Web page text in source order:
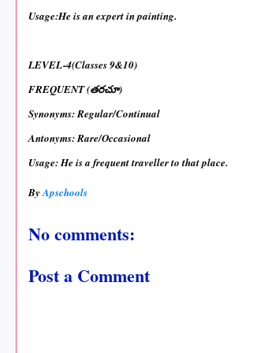
Usage:He is an expert in painting.
LEVEL-4(Classes 9&10)
FREQUENT (తరచూ)
Synonyms: Regular/Continual
Antonyms: Rare/Occasional
Usage: He is a frequent traveller to that place.
ByApschools
No comments:
Post a Comment